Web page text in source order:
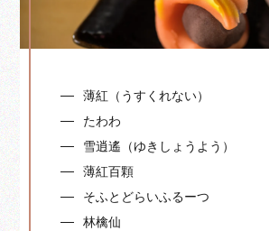
薄紅（うすくれない）
たわわ
雪逍遙（ゆきしょうよう）
薄紅百顆
そふとどらいふるーつ
林檎仙